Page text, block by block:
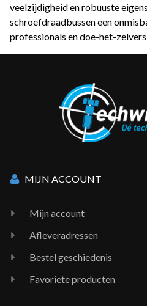
veelzijdigheid en robuuste
schroefdraadbussen een
professionals en doe-het-
MIJN ACCOUNT
Mijn account
Afleveradressen
Bestel geschiedenis
Favoriete producten